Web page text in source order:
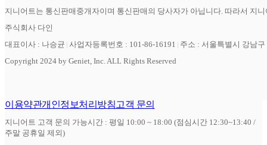
지니어트는 통신판매중개자이며 통신판매의 당사자가 아닙니다. 따라서 지
주식회사 다인
대표이사 : 나승균 사업자등록번호 : 101-86-16191
주소 : 서울특별시 강남
Copyright 2024 by Geniet, Inc. ALL Rights Reserved
이용약관개인정보처리방침고객 문의
지니어트 고객 문의 가능시간 : 평일 10:00 ~ 18:00 (점심시간 12:30~13:40 /
주말 공휴일 제외)